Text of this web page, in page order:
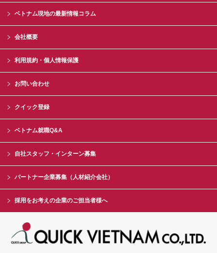
ベトナム現地の最新情報コラム
会社概要
利用規約・個人情報保護
お問い合わせ
クイック登録
ベトナム就職Q&A
自社スタッフ・インターン募集
パートナー企業募集（人材紹介会社）
採用をお考えの企業のご担当者様へ